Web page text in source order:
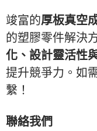
竣富的厚板真空
的塑膠零件解決
化、設計靈活性
提升競爭力。如
繫！
聯絡我們